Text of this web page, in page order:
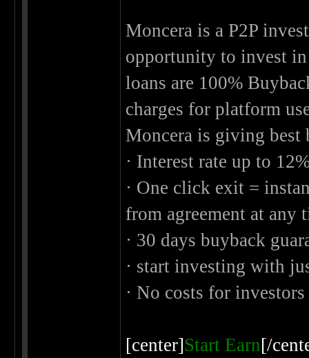
Moncera is a P2P
opportunity to invest
loans are 100%
charges for platform
Moncera is giving best
· Interest rate up to
· One click exit =
from agreement at any
· 30 days buyback
· start investing with
· No costs for investors
[center]Start Earn[/